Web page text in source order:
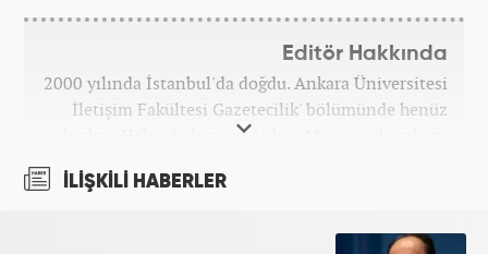
Editör Hakkında
2000 yılında İstanbul'da doğdu. Ankara Üniversitesi
İletişim Fakültesi Gazetecilik' bölümünde henüz
okurken HaberAnkara ve AnkaraMasası'nda çalıştı.
2022 yılındaki mezuniyetinin ardından Beyaz TV'de
'Haber Editörü' pozisyonunda görev aldı. 2024
Editörü kariyerine devam etmektedir.
İLİŞKİLİ HABERLER